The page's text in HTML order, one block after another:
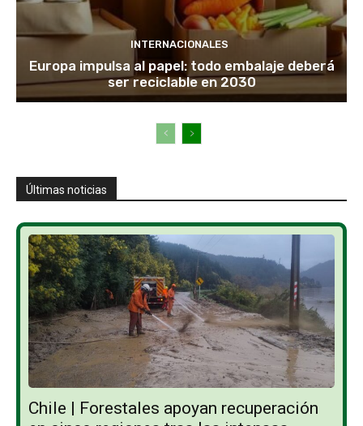
INTERNACIONALES
Europa impulsa al papel: todo embalaje deberá
ser reciclable en 2030
Últimas noticias
Chile | Forestales apoyan recuperación